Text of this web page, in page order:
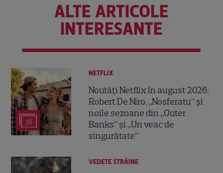
ALTE ARTICOLE
INTERESANTE
16
NETFLIX
Noutăți Netflix în august 2026:
Robert De Niro, „Nosferatu” și
noile sezoane din „Outer
Banks” și „Un veac de
singurătate”
VEDETE STRĂINE